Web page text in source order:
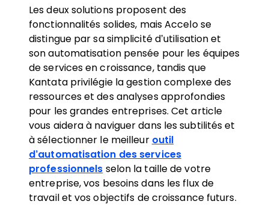
Les deux solutions proposent des
fonctionnalités solides, mais Accelo se
distingue par sa simplicité d’utilisation et
son automatisation pensée pour les équipes
de services en croissance, tandis que
Kantata privilégie la gestion complexe des
ressources et des analyses approfondies
pour les grandes entreprises. Cet article
vous aidera à naviguer dans les subtilités et
à sélectionner le meilleur outil
d’automatisation des services
professionnels selon la taille de votre
entreprise, vos besoins dans les flux de
travail et vos objectifs de croissance futurs.